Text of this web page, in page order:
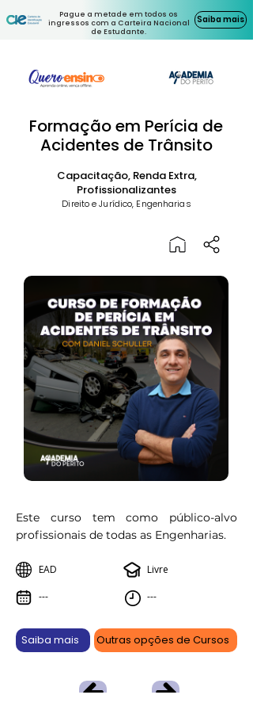
Pague a metade em todos os
ingressos com a Carteira Nacional
de Estudante.
Saiba mais
Formação em Perícia de
Acidentes de Trânsito
Capacitação, Renda Extra,
Profissionalizantes
Direito e Jurídico, Engenharias
Este curso tem como público-alvo
profissionais de todas as Engenharias.
EAD
---
Livre
---
Saiba mais Outras opções de Cursos